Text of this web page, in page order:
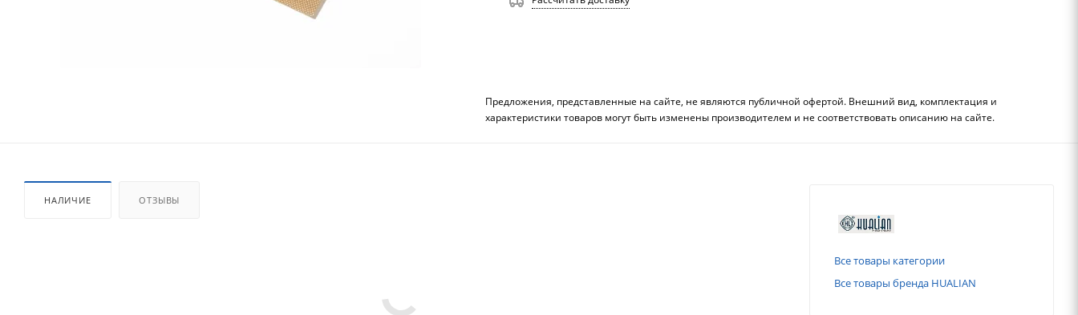
Предложения, представленные на сайте, не являются публичной офертой. Внешний вид, комплектация и
характеристики товаров могут быть изменены производителем и не соответствовать описанию на сайте.
НАЛИЧИЕ ОТЗЫВЫ
Все товары категории
Все товары бренда HUALIAN